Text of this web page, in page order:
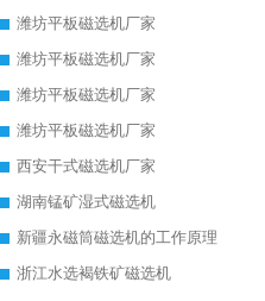
潍坊平板磁选机厂家
潍坊平板磁选机厂家
潍坊平板磁选机厂家
潍坊平板磁选机厂家
西安干式磁选机厂家
湖南锰矿湿式磁选机
新疆永磁筒磁选机的工作原理
浙江水选褐铁矿磁选机